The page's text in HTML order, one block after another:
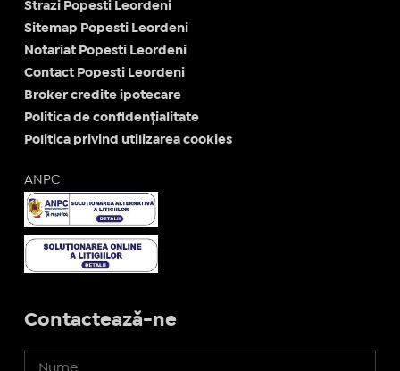
Strazi Popesti Leordeni
Sitemap Popesti Leordeni
Notariat Popesti Leordeni
Contact Popesti Leordeni
Broker credite ipotecare
Politica de confidențialitate
Politica privind utilizarea cookies
ANPC
Contactează-ne